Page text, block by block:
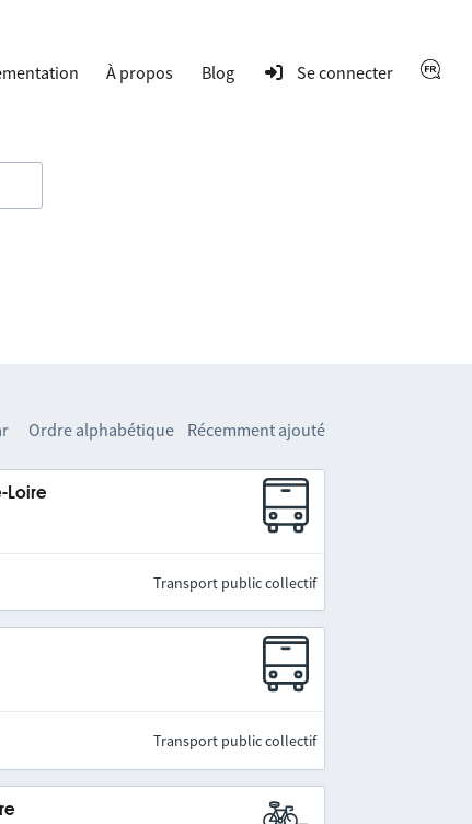
À propos Blog Se connecter
Ordre alphabétique Récemment ajouté
Loire
Transport public collectif
Transport public collectif